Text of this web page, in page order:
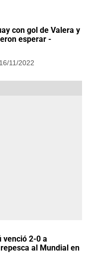
con gol de Valera y
esperar -
11/2022
venció 2-0 a
al Mundial en